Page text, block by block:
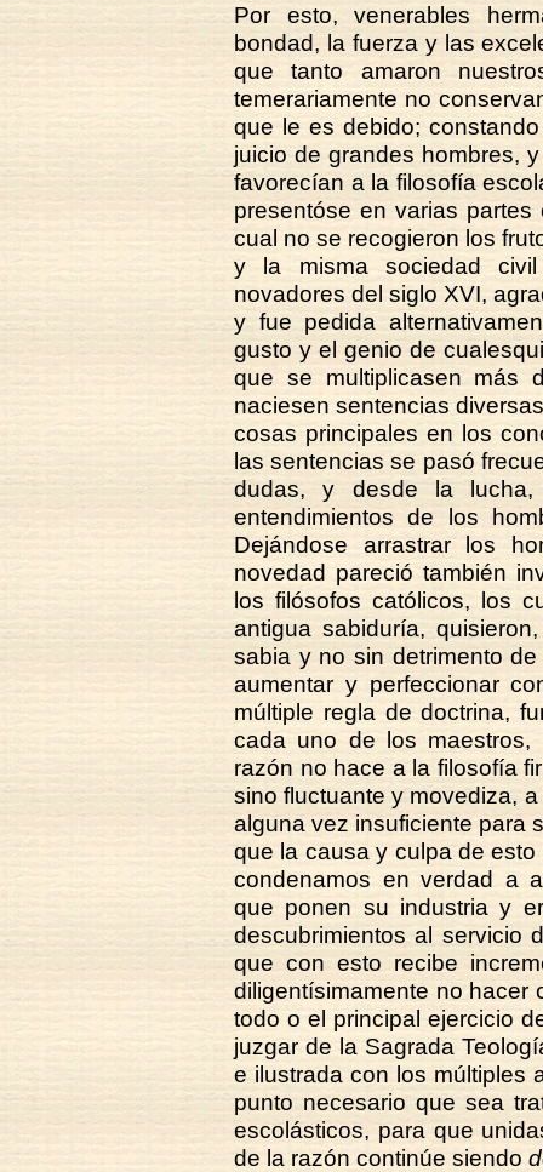
Por esto, venerables
bondad, la fuerza y las
que tanto amaron
temerariamente no
que le es debido;
juicio de grandes hombres,
favorecían a la filosofía
presentóse en varias
cual no se recogieron los
y la misma sociedad civil
novadores del siglo XVI,
y fue pedida
gusto y el genio de
que se multiplicasen más
naciesen sentencias
cosas principales en los
las sentencias se pasó
dudas, y desde la
entendimientos de los
Dejándose arrastrar los
novedad pareció también
los filósofos católicos, los
antigua sabiduría,
sabia y no sin detrimento
aumentar y perfeccionar
múltiple regla de doctrina,
cada uno de los maestros,
razón no hace a la filosofía
sino fluctuante y movediza,
alguna vez insuficiente para
que la causa y culpa de
condenamos en verdad a
que ponen su industria y
descubrimientos al servicio
que con esto recibe
diligentísimamente no hacer
todo o el principal ejercicio
juzgar de la Sagrada
e ilustrada con los múltiples
punto necesario que sea
escolásticos, para que
de la razón continúe siendo